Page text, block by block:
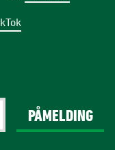
PÅMELDING